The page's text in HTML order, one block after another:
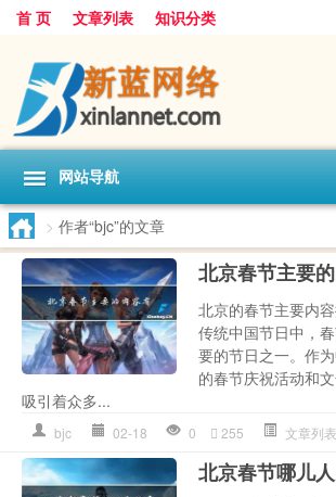
首 页 文章列表 知识分类
网站导航
> 作者“bjc”的文章
北京春节主要
北京的春节主要内
传统中国节日中，
要的节日之一。作
的春节庆祝活动和
吸引着众多...
bjc 02-18 0 255 文章列表
北京春节哪儿